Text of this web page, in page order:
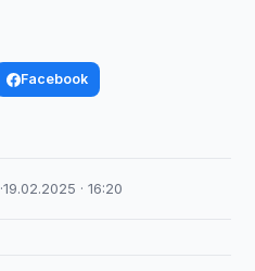
Facebook
·19.02.2025 · 16:20